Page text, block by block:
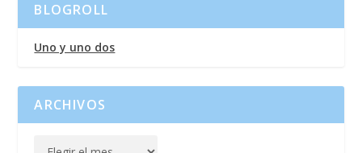
BLOGROLL
Uno y uno dos
ARCHIVOS